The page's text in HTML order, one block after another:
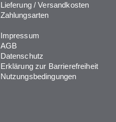
Lieferung / Versandkosten
Zahlungsarten
Impressum
AGB
Datenschutz
Erklärung zur Barrierefreiheit
Nutzungsbedingungen